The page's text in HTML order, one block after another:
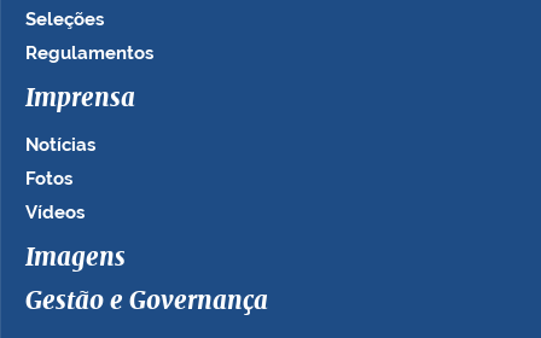
Seleções
Regulamentos
Imprensa
Notícias
Fotos
Vídeos
Imagens
Gestão e Governança